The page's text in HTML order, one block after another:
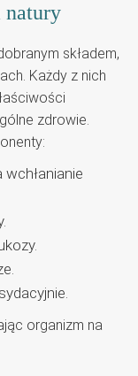
natury
składem,
Każdy z nich
zdrowie.
organizm na